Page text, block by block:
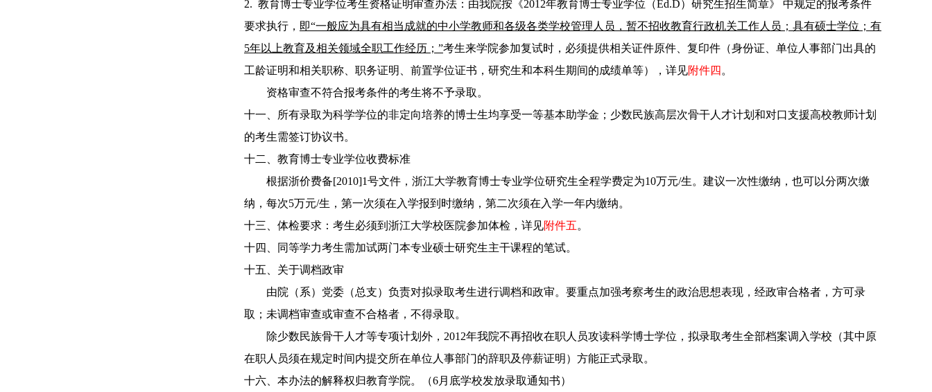
2. 教育博士专业学位考生资格证明审查办法：由我院按《2012年教育博士专业学位（Ed.D）研究生招生简章》
中规定的报考条件
要求执行， 即“一般应为具有相当成就的中小学教师和各级各类学校管理人员，暂不招收教育行政机关工作人员；具有硕士学位；有
5年以上教育及相关领域全职工作经历；”考生来学院参加复试时，必须提供相关证件原件、复印件（身份证、单位人事部门出具的
工龄证明和相关职称、职务证明、前置学位证书，研究生和本科生期间的成绩单等），详见附件四 。
资格审查不符合报考条件的考生将不予录取 。
十一、
所有录取为科学学位的非定向培养的博士生均享受一等基本助学金；少数民族高层次骨干人才计划和对口支援高校教师计划
的考生需签订协议书。
十二、 教育博士专业学位收费标准
根据浙价费备[2010]1号文件，浙江大学教育博士专业学位研究生全程学费定为10万元/生。建议一次性缴纳，也可以分两次缴
纳，每次5万元/生，第一次须在入学报到时缴纳，第二次须在入学一年内缴纳。
十三、体检要求：考生必须到浙江大学校医院参加体检，详见附件五。
十四、
同等学力考生需加试两门本专业硕士研究生主干课程的笔试。
十五、关于调档政审
由院（系）党委（总支）负责对拟录取考生进行调档和政审。要重点加强考察考生的政治思想表现，经政审合格者，方可录
取；未调档审查或审查不合格者，不得录取。
除少数民族骨干人才等专项计划外， 2012年我院不再招收在职人员攻读科学博士学位，拟录取考生全部档案调入学校（其中原
在职人员须在规定时间内提交所在单位人事部门的辞职及停薪证明）方能正式录取。
十六、本办法的解释权归教育学院。
（6月底学校发放录取通知书）